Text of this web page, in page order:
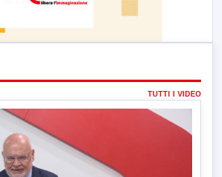
TUTTI I VIDEO